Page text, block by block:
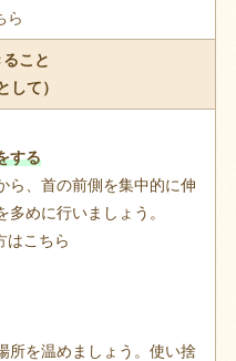
ら
こと
して）
する
ら、首の前側を集中的に伸
めに行いましょう。
はこちら
所を温めましょう。使い捨